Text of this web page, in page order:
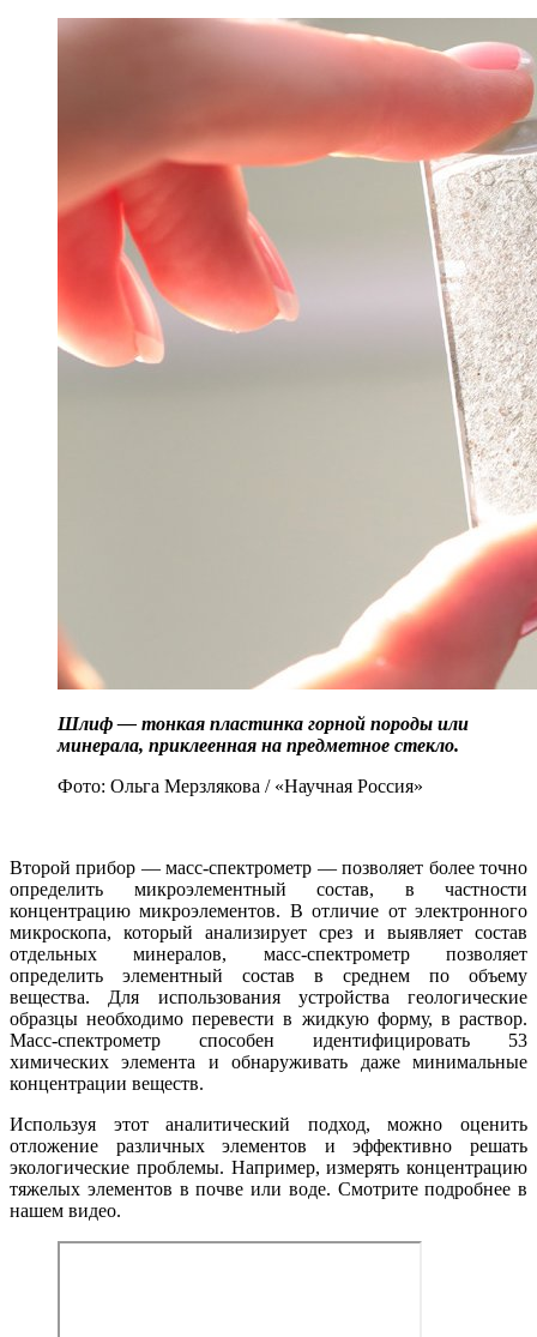
Шлиф — тонкая пластинка горной породы или
минерала, приклеенная на предметное стекло.
Фото: Ольга Мерзлякова / «Научная Россия»
Второй прибор — масс-спектрометр — позволяет более точно
определить микроэлементный состав, в частности
концентрацию микроэлементов. В отличие от электронного
микроскопа, который анализирует срез и выявляет состав
отдельных минералов, масс-спектрометр позволяет
определить элементный состав в среднем по объему
вещества. Для использования устройства геологические
образцы необходимо перевести в жидкую форму, в раствор.
Масс-спектрометр способен идентифицировать 53
химических элемента и обнаруживать даже минимальные
концентрации веществ.
Используя этот аналитический подход, можно оценить
отложение различных элементов и эффективно решать
экологические проблемы. Например, измерять концентрацию
тяжелых элементов в почве или воде. Смотрите подробнее в
нашем видео.